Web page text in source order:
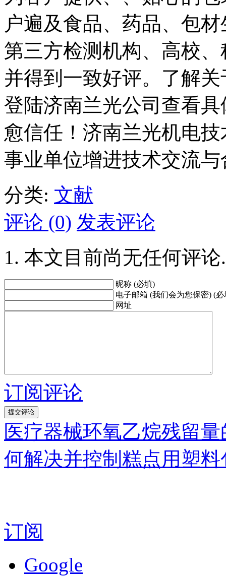
户遍及食品、药品、包
第三方检测机构、高校
并得到一致好评。了解
登陆济南兰光公司查看
愈信任！济南兰光机电
事业单位增进技术交流与
分类: 文献
评论 (0) 发表评论
本文目前尚无任何评论.
昵称 (必填)
电子邮箱 (我们会为您保密) (必
网址
订阅评论
医疗器械环氧乙烷残留
何解决并控制糕点用塑
订阅
Google